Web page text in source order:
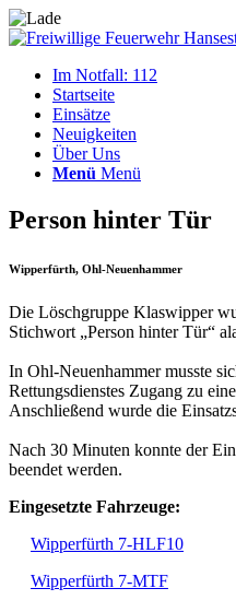
Im Notfall: 112
Startseite
Einsätze
Neuigkeiten
Über Uns
Menü Menü
Person hinter Tür
Wipperfürth, Ohl-Neuenhammer
Die Löschgruppe Klaswipper
Stichwort „Person hinter Tür“
In Ohl-Neuenhammer musste
Rettungsdienstes Zugang zu
Anschließend wurde die
Nach 30 Minuten konnte der
beendet werden.
Eingesetzte Fahrzeuge:
Wipperfürth 7-HLF10
Wipperfürth 7-MTF